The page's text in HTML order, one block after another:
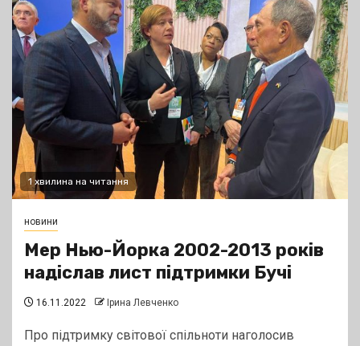
1 хвилина на читання
новини
Мер Нью-Йорка 2002-2013 років
надіслав лист підтримки Бучі
16.11.2022 Ірина Левченко
Про підтримку світової спільноти наголосив